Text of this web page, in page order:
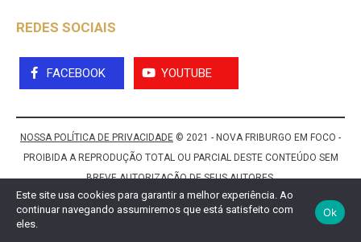
REDES SOCIAIS
FACEBOOK YOUTUBE
NOSSA POLÍTICA DE PRIVACIDADE © 2021 - NOVA FRIBURGO EM FOCO -
PROIBIDA A REPRODUÇÃO TOTAL OU PARCIAL DESTE CONTEÚDO SEM
BREVE AUTORIZAÇÃO DE SEUS AUTORES.
Este site usa cookies para garantir a melhor experiência. Ao
continuar navegando assumiremos que está satisfeito com
eles.
Ok